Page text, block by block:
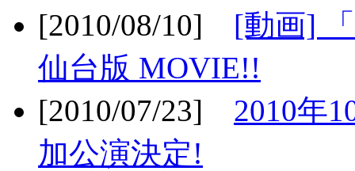
[2010/08/10] [動画]
仙台版 MOVIE!!
[2010/07/23] 2010年
加公演決定!